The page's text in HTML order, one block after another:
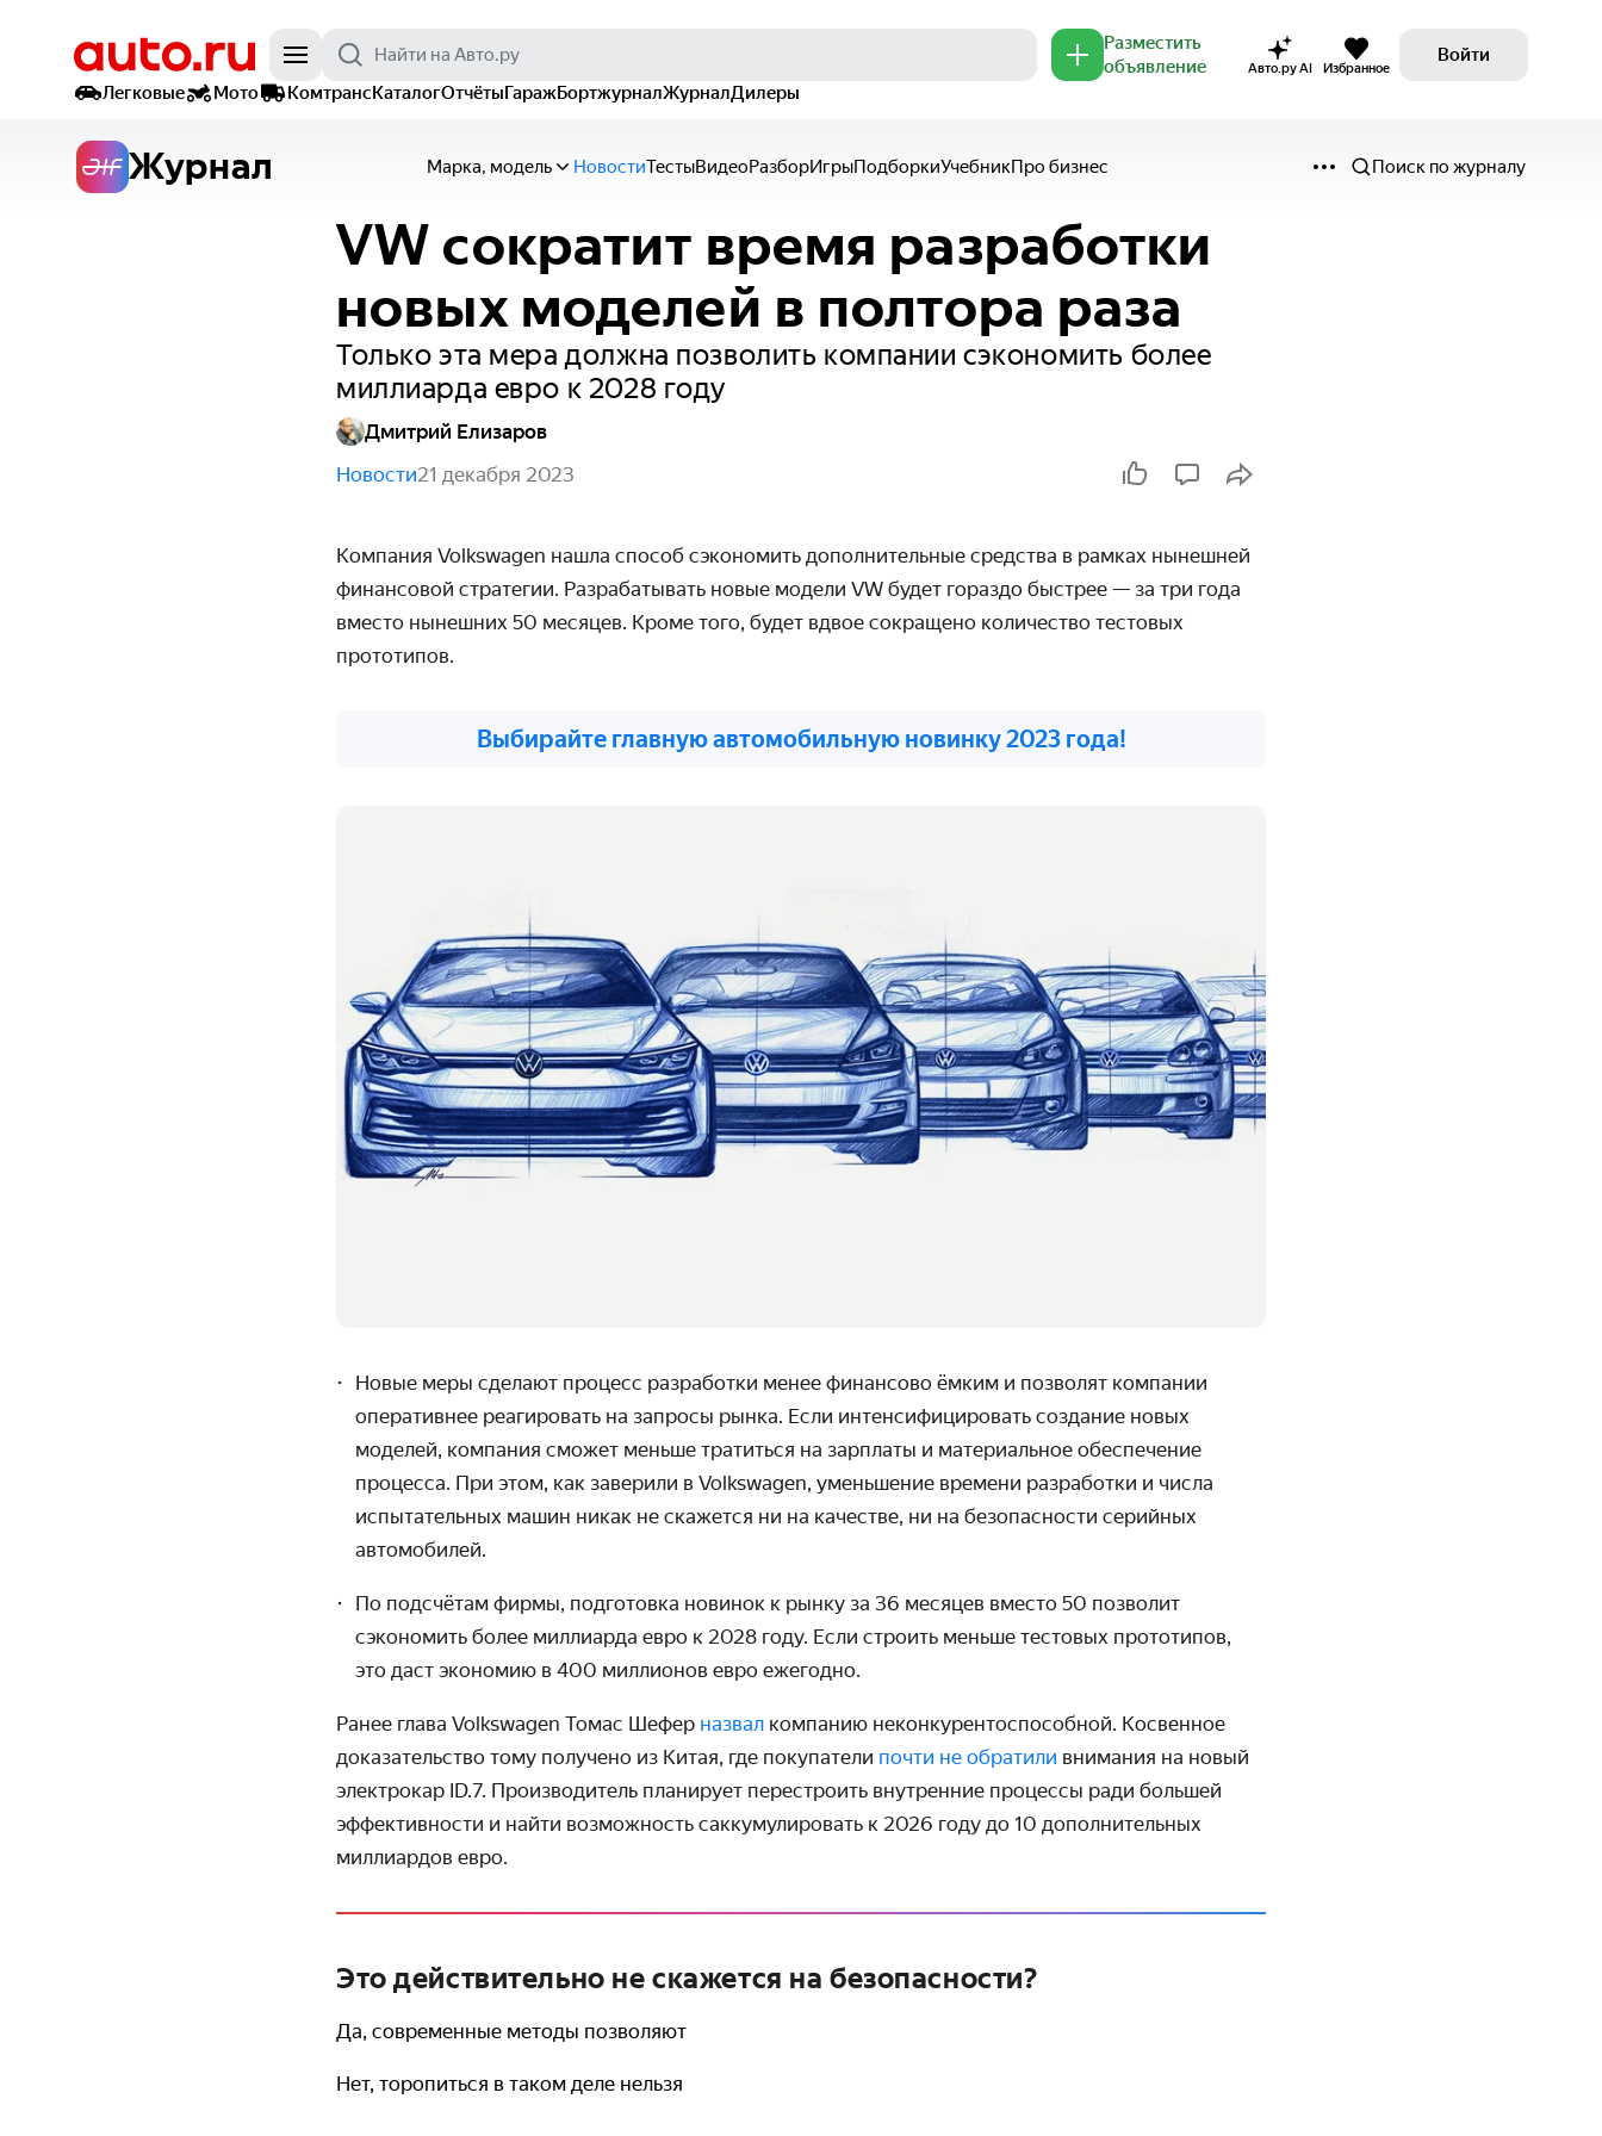
Разместить
объявление
Авто.ру AI Избранное
Войти
Легковые
Мото КомтрансКаталогОтчётыГаражБортжурналЖурналДилеры
Журнал Марка, модель НовостиТестыВидеоРазборИгрыПодборкиУчебникПро бизнес Поиск по журналу
VW сократит время разработки
новых моделей в полтора раза
Только эта мера должна позволить компании сэкономить более
миллиарда евро к 2028 году
Дмитрий Елизаров
Новости21 декабря 2023
Компания Volkswagen нашла способ сэкономить дополнительные средства в рамках нынешней
финансовой стратегии. Разрабатывать новые модели VW будет гораздо быстрее — за три года
вместо нынешних 50 месяцев. Кроме того, будет вдвое сокращено количество тестовых
прототипов.
Выбирайте главную автомобильную новинку 2023 года!
Новые меры сделают процесс разработки менее финансово ёмким и позволят компании
оперативнее реагировать на запросы рынка. Если интенсифицировать создание новых
моделей, компания сможет меньше тратиться на зарплаты и материальное обеспечение
процесса. При этом, как заверили в Volkswagen, уменьшение времени разработки и числа
испытательных машин никак не скажется ни на качестве, ни на безопасности серийных
автомобилей.
По подсчётам фирмы, подготовка новинок к рынку за 36 месяцев вместо 50 позволит
сэкономить более миллиарда евро к 2028 году. Если строить меньше тестовых прототипов,
это даст экономию в 400 миллионов евро ежегодно.
Ранее глава Volkswagen Томас Шефер назвал компанию неконкурентоспособной. Косвенное
доказательство тому получено из Китая, где покупатели почти не обратили внимания на новый
электрокар ID.7. Производитель планирует перестроить внутренние процессы ради большей
эффективности и найти возможность саккумулировать к 2026 году до 10 дополнительных
миллиардов евро.
Это действительно не скажется на безопасности?
Да, современные методы позволяют
Нет, торопиться в таком деле нельзя